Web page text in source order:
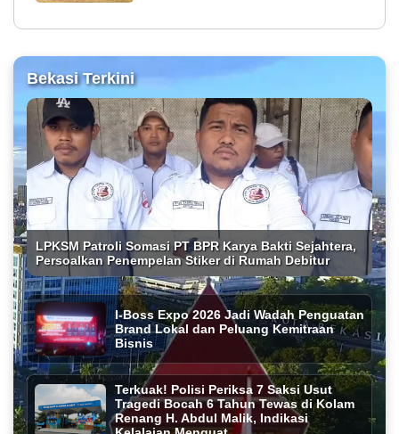
Bekasi Terkini
LPKSM Patroli Somasi PT BPR Karya Bakti Sejahtera,
Persoalkan Penempelan Stiker di Rumah Debitur
I-Boss Expo 2026 Jadi Wadah Penguatan
Brand Lokal dan Peluang Kemitraan
Bisnis
Terkuak! Polisi Periksa 7 Saksi Usut
Tragedi Bocah 6 Tahun Tewas di Kolam
Renang H. Abdul Malik, Indikasi